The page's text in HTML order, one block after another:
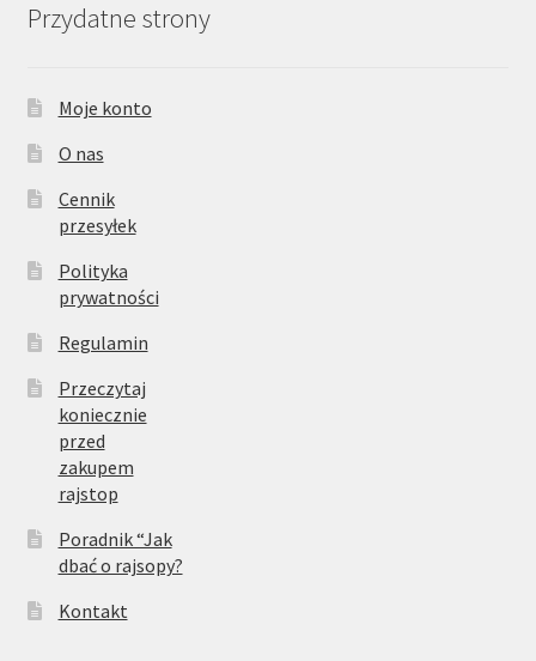
Przydatne strony
Moje konto
O nas
Cennik
przesyłek
Polityka
prywatności
Regulamin
Przeczytaj
koniecznie
przed
zakupem
rajstop
Poradnik “Jak
dbać o rajsopy?
Kontakt